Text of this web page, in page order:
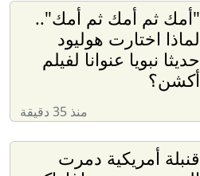
"أمك ثم أمك ثم أمك"..
لماذا اختارت هوليود
حديثا نبويا عنوانا لفيلم
أكشن؟
منذ 35 دقيقة
قنبلة أمريكية دمرت